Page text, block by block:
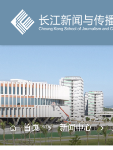
 首页  新闻中心 